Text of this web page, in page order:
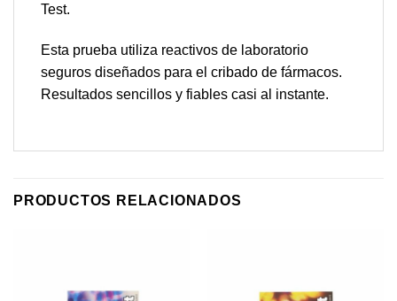
Test.
Esta prueba utiliza reactivos de laboratorio
seguros diseñados para el cribado de fármacos.
Resultados sencillos y fiables casi al instante.
PRODUCTOS RELACIONADOS